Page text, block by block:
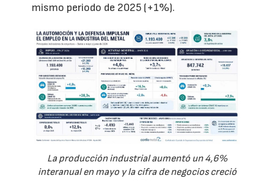
mismo periodo de 2025 (+1%).
La producción industrial aumentó un 4,6%
interanual en mayo y la cifra de negocios creció